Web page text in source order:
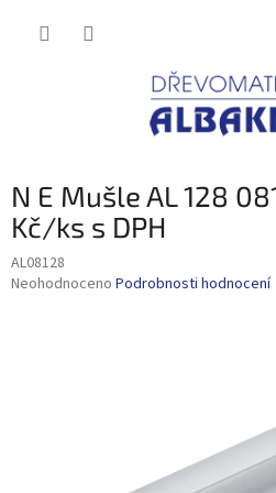
N E Mušle AL 128
Kč/ks s DPH
AL08128
Průměrné
Neohodnoceno Podrobnosti hodnocení